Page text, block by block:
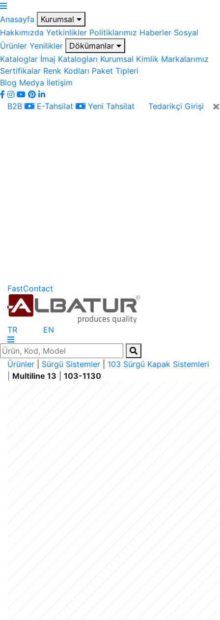
Anasayfa
Kurumsal
Hakkımızda Yetkinlikler Politiklarımız Haberler Sosyal
Ürünler Yenilikler
Dökümanlar
Kataloglar İmaj Katalogları Kurumsal Kimlik Markalarımız
Sertifikalar Renk Kodları Paket Tipleri
Blog Medya İletişim
×
B2B E-Tahsilat Yeni Tahsilat Tedarikçi Girişi
FastContact
TR EN
Ürünler Sürgü Sistemler
103 Sürgü Kapak Sistemleri
Multiline 13 103-1130